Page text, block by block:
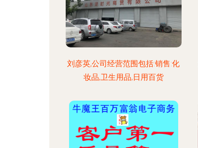
刘彦英,公司经营范围包括:销售:化
妆品,卫生用品,日用百货